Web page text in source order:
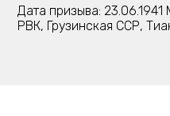
Дата призыва:
РВК, Грузинская ССР,